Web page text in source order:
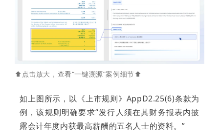
⬆️点击放大，查看“一键溯源”案例细节⬆️
如上图所示，以《上市规则》AppD2.25(6)条款为
例，该规则明确要求“发行人须在其财务报表内披
露会计年度内获最高薪酬的五名人士的资料。”